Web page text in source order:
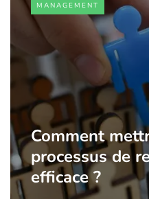
MANAGEMENT
Comment
processus de
efficace ?